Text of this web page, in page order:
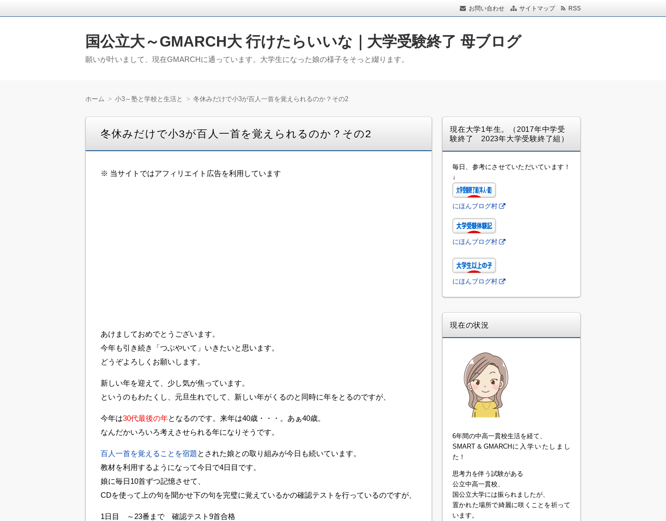
お問い合わせ サイトマップ RSS
国公立大～GMARCH大 行けたらいいな｜大学受験終了 母ブログ
願いが叶いまして、現在GMARCHに通っています。大学生になった娘の様子をそっと綴ります。
ホーム 小3～塾と学校と生活と 冬休みだけで小3が百人一首を覚えられるのか？その2
冬休みだけで小3が百人一首を覚えられるのか？その2
※ 当サイトではアフィリエイト広告を利用しています
あけましておめでとうございます。
今年も引き続き「つぶやいて」いきたいと思います。
どうぞよろしくお願いします。
新しい年を迎えて、少し気が焦っています。
というのもわたくし、元旦生れでして、新しい年がくるのと同時に年をとるのですが、
今年は30代最後の年となるのです。来年は40歳・・・。あぁ40歳。
なんだかいろいろ考えさせられる年になりそうです。
百人一首を覚えることを宿題 とされた娘との取り組みが今日も続いています。
教材を利用するようになって今日で4日目です。
娘に毎日10首ずつ記憶させて、
CDを使って上の句を聞かせ下の句を完璧に覚えているかの確認テストを行っているのですが、
1日目 ～23番まで 確認テスト9首合格
現在大学1年生。（2017年中学受
験終了 2023年大学受験終了組）
毎日、参考にさせていただいています！
↓
にほんブログ村
にほんブログ村
にほんブログ村
現在の状況
6年間の中高一貫校生活を経て、
SMART＆GMARCHに入学いたしまし
た！
思考力を伴う試験がある
公立中高一貫校、
国公立大学には振られましたが、
置かれた場所で綺麗に咲くことを祈って
います。